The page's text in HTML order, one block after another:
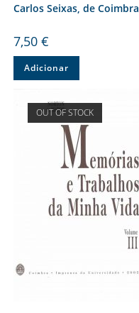
Carlos Seixas, de Coimbra
7,50 €
Adicionar
OUT OF STOCK